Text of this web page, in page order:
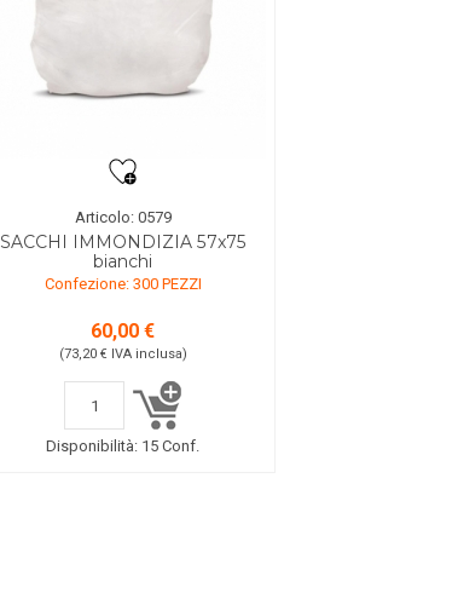
Articolo: 0579
SACCHI IMMONDIZIA 57x75
bianchi
Confezione: 300 PEZZI
60,00 €
(73,20 € IVA inclusa)
Disponibilità: 15 Conf.